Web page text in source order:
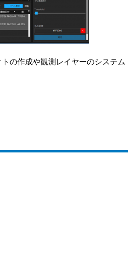
の作成や観測レイヤーのシステム